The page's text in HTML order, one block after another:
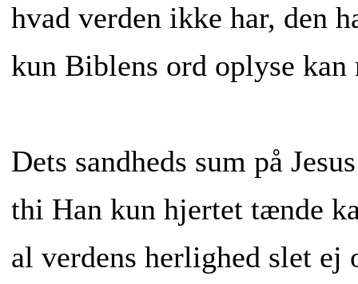
hvad verden ikke har, den
kun Biblens ord oplyse
Dets sandheds sum på
thi Han kun hjertet tænde
al verdens herlighed slet ej